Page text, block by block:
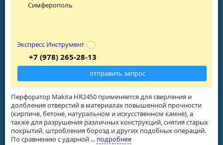
Перфоратор Makita HR2450 применяется для сверления и
долбления отверстий в материалах повышенной прочности
(кирпиче, бетоне, натуральном и искусственном камне), а
также для разрушения различных конструкций, снятия старых
покрытий, штробления борозд и других подобных операций.
По сравнению с ударной ... подробнее
Симферополь
Экспресс Инструмент
+7 (978) 265-28-13
отправить запрос